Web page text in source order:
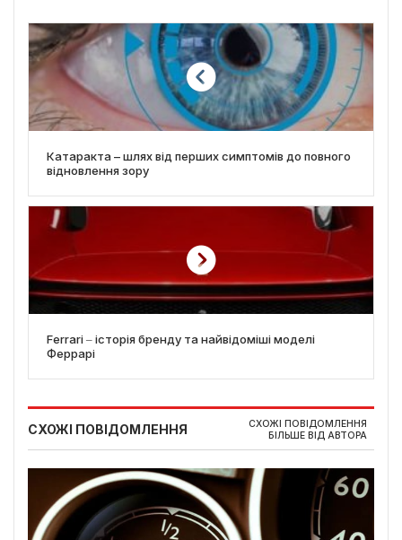
Катаракта – шлях від перших симптомів до повного
відновлення зору
Ferrari ‒ історія бренду та найвідоміші моделі
Феррарі
СХОЖІ ПОВІДОМЛЕННЯ
СХОЖІ ПОВІДОМЛЕННЯ
БІЛЬШЕ ВІД АВТОРА